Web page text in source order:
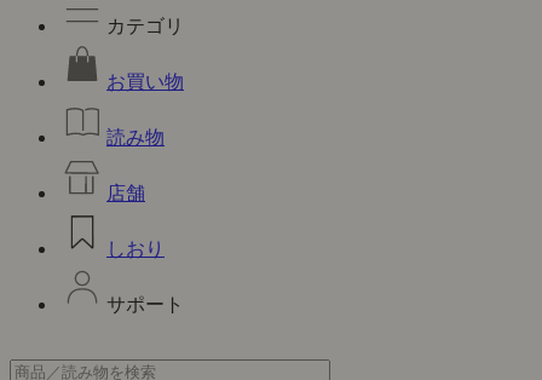
カテゴリ
お買い物
読み物
店舗
しおり
サポート